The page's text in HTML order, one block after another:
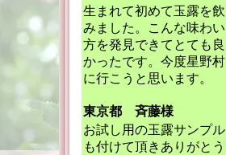
生まれて初めて玉露を飲
みました。こんな味わい
方を発見できてとても良
かったです。今度星野村
に行こうと思います。
東京都 斉藤様
お試し用の玉露サンプル
も付けて頂きありがとう